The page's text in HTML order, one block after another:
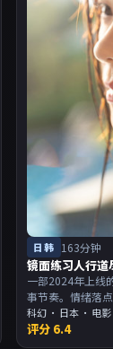
日韩 163分钟
镜面练习人行
一部2024年上线
事节奏。情绪落
尾余韵足，讨论
适合喜欢强叙事
科幻 · 日本 · 电影
评分 6.4